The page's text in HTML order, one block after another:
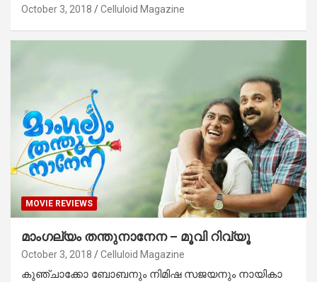
October 3, 2018 Celluloid Magazine
MOVIE REVIEWS
മാംഗല്യം തന്തുനാനേന – മൂവി റിവ്യൂ
October 3, 2018 Celluloid Magazine
കുഞ്ചാക്കോ ബോബനും നിമിഷ സജയനും നായികാ